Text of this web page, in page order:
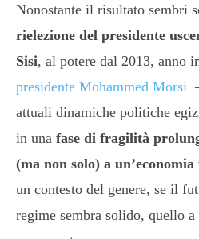
Nonostante il risultato sembri
rielezione del presidente
Sisi, al potere dal 2013, anno
presidente Mohammed Morsi
attuali dinamiche politiche
in una fase di fragilità
(ma non solo) a
un contesto del genere, se il
regime sembra solido, quello